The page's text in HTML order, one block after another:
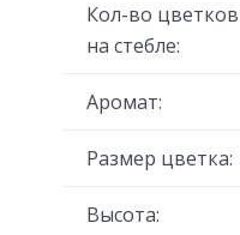
Кол-во цветков
на стебле:
Аромат:
Размер цветка:
Высота: